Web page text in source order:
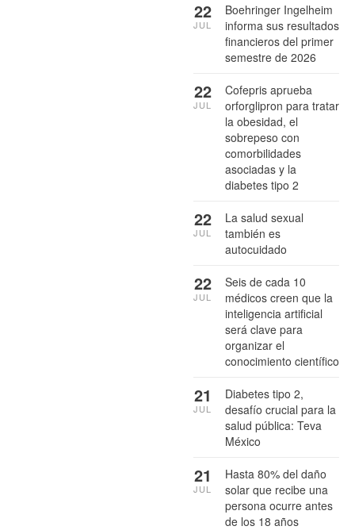
Boehringer Ingelheim
informa sus resultados
financieros del primer
semestre de 2026
22
JUL
Cofepris aprueba
orforglipron para tratar
la obesidad, el
sobrepeso con
comorbilidades
asociadas y la
diabetes tipo 2
22
JUL
La salud sexual
también es
autocuidado
22
JUL
Seis de cada 10
médicos creen que la
inteligencia artificial
será clave para
organizar el
conocimiento científico
22
JUL
Diabetes tipo 2,
desafío crucial para la
salud pública: Teva
México
21
JUL
Hasta 80% del daño
solar que recibe una
persona ocurre antes
de los 18 años
21
JUL